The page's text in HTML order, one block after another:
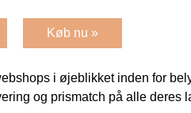
Køb nu »
i øjeblikket inden for
og prismatch på alle deres